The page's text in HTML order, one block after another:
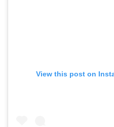
View this post on